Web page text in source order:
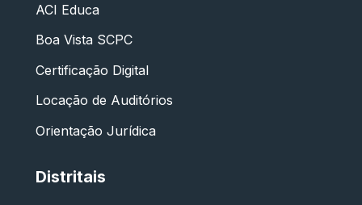
ACI Educa
Boa Vista SCPC
Certificação Digital
Locação de Auditórios
Orientação Jurídica
Distritais